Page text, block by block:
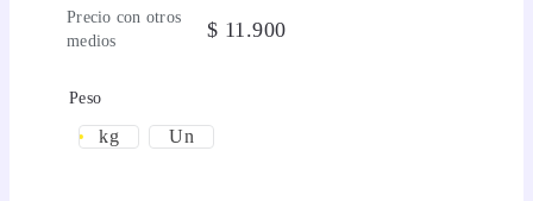
Precio con otros
medios
$ 11.900
Peso
kg Un